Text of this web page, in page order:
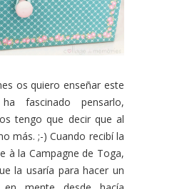
os quiero enseñar este
fascinado pensarlo,
tengo que decir que al
más. ;-) Cuando recibí la
à la Campagne de Toga,
la usaría para hacer un